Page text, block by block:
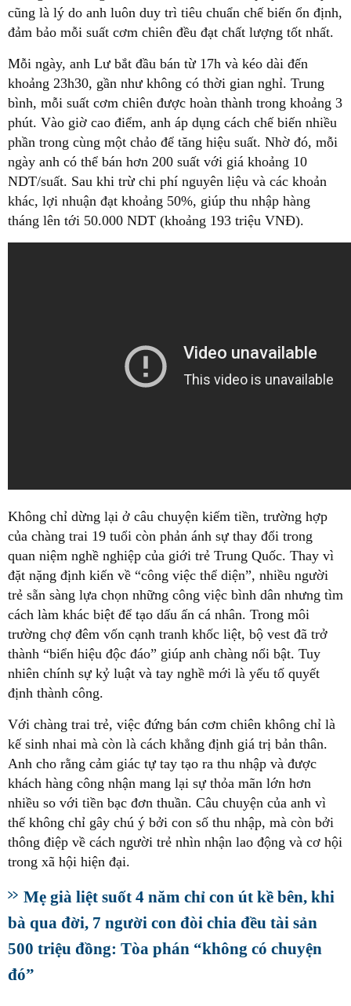
cũng là lý do anh luôn duy trì tiêu chuẩn chế biến ổn định,
đảm bảo mỗi suất cơm chiên đều đạt chất lượng tốt nhất.
Mỗi ngày, anh Lư bắt đầu bán từ 17h và kéo dài đến
khoảng 23h30, gần như không có thời gian nghỉ. Trung
bình, mỗi suất cơm chiên được hoàn thành trong khoảng 3
phút. Vào giờ cao điểm, anh áp dụng cách chế biến nhiều
phần trong cùng một chảo để tăng hiệu suất. Nhờ đó, mỗi
ngày anh có thể bán hơn 200 suất với giá khoảng 10
NDT/suất. Sau khi trừ chi phí nguyên liệu và các khoản
khác, lợi nhuận đạt khoảng 50%, giúp thu nhập hàng
tháng lên tới 50.000 NDT (khoảng 193 triệu VNĐ).
Không chỉ dừng lại ở câu chuyện kiếm tiền, trường hợp
của chàng trai 19 tuổi còn phản ánh sự thay đổi trong
quan niệm nghề nghiệp của giới trẻ Trung Quốc. Thay vì
đặt nặng định kiến về “công việc thể diện”, nhiều người
trẻ sẵn sàng lựa chọn những công việc bình dân nhưng tìm
cách làm khác biệt để tạo dấu ấn cá nhân. Trong môi
trường chợ đêm vốn cạnh tranh khốc liệt, bộ vest đã trở
thành “biển hiệu độc đáo” giúp anh chàng nổi bật. Tuy
nhiên chính sự kỷ luật và tay nghề mới là yếu tố quyết
định thành công.
Với chàng trai trẻ, việc đứng bán cơm chiên không chỉ là
kế sinh nhai mà còn là cách khẳng định giá trị bản thân.
Anh cho rằng cảm giác tự tay tạo ra thu nhập và được
khách hàng công nhận mang lại sự thỏa mãn lớn hơn
nhiều so với tiền bạc đơn thuần. Câu chuyện của anh vì
thế không chỉ gây chú ý bởi con số thu nhập, mà còn bởi
thông điệp về cách người trẻ nhìn nhận lao động và cơ hội
trong xã hội hiện đại.
Mẹ già liệt suốt 4 năm chỉ con út kề bên, khi
bà qua đời, 7 người con đòi chia đều tài sản
500 triệu đồng: Tòa phán “không có chuyện
đó”